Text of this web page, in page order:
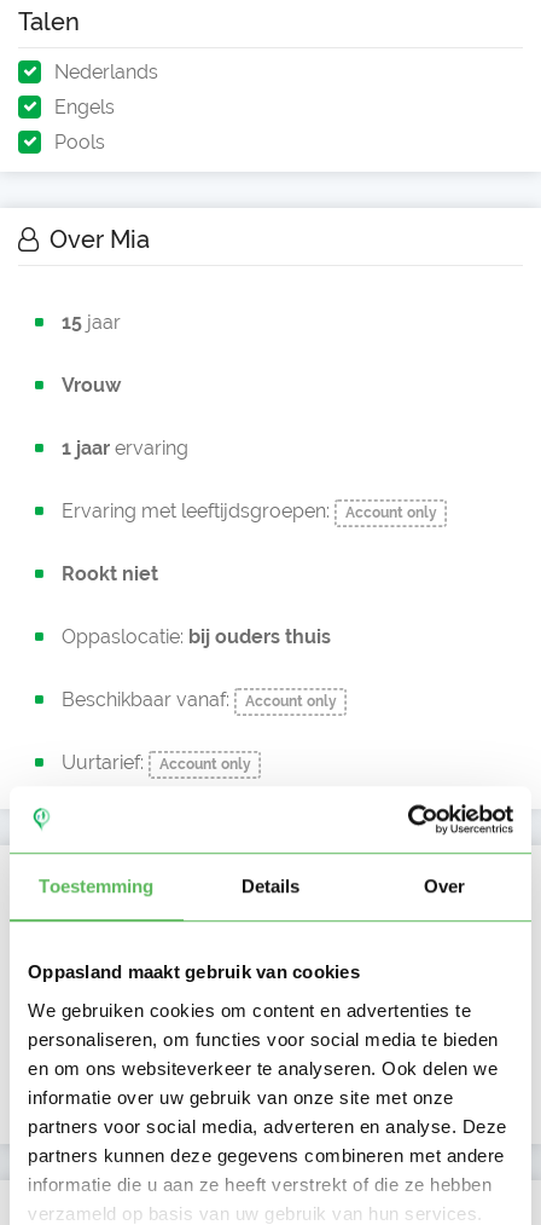
Toestemming Details Over
Oppasland maakt gebruik van cookies
We gebruiken cookies om content en advertenties te
personaliseren, om functies voor social media te bieden
en om ons websiteverkeer te analyseren. Ook delen we
informatie over uw gebruik van onze site met onze
partners voor social media, adverteren en analyse. Deze
partners kunnen deze gegevens combineren met andere
informatie die u aan ze heeft verstrekt of die ze hebben
verzameld op basis van uw gebruik van hun services.
Talen
Nederlands
Engels
Pools
Over Mia
15 jaar
Vrouw
1 jaar ervaring
Ervaring met leeftijdsgroepen: Account only
Rookt niet
Oppaslocatie: bij ouders thuis
Beschikbaar vanaf: Account only
Uurtarief: Account only
Kan oppassen op
Middag
Namiddag
Avond
Nacht
NIEUW
Activiteit op Oppasland